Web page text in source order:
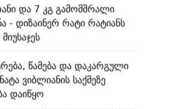
და 7 კგ გამომშრალი
- დიზაინერ რატი რატიანს
წამება და დაკარგული
ვიბლიანის საქმეზე
დაიწყო